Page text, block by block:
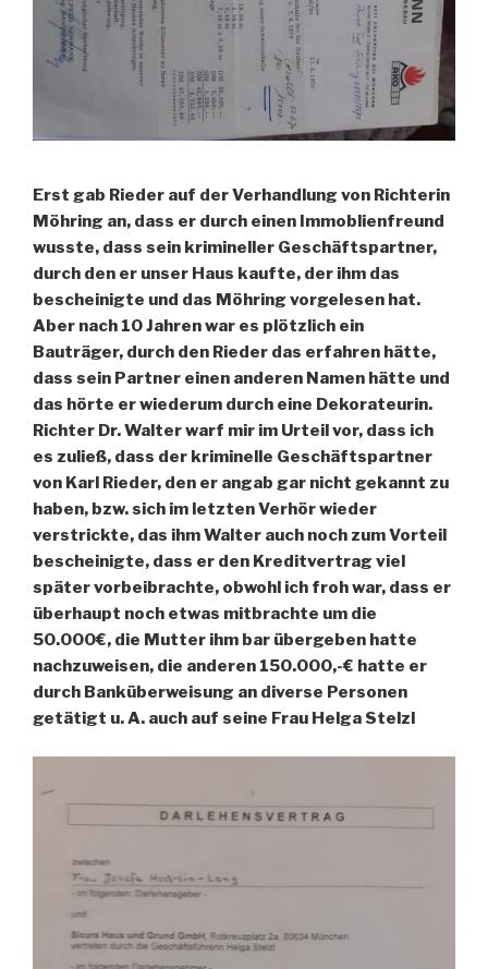
Erst gab Rieder auf der Verhandlung von Richterin
Möhring an, dass er durch einen Immoblienfreund
wusste, dass sein krimineller Geschäftspartner,
durch den er unser Haus kaufte, der ihm das
bescheinigte und das Möhring vorgelesen hat.
Aber nach 10 Jahren war es plötzlich ein
Bauträger, durch den Rieder das erfahren hätte,
dass sein Partner einen anderen Namen hätte und
das hörte er wiederum durch eine Dekorateurin.
Richter Dr. Walter warf mir im Urteil vor, dass ich
es zuließ, dass der kriminelle Geschäftspartner
von Karl Rieder, den er angab gar nicht gekannt zu
haben, bzw. sich im letzten Verhör wieder
verstrickte, das ihm Walter auch noch zum Vorteil
bescheinigte, dass er den Kreditvertrag viel
später vorbeibrachte, obwohl ich froh war, dass er
überhaupt noch etwas mitbrachte um die
50.000€, die Mutter ihm bar übergeben hatte
nachzuweisen, die anderen 150.000,-€ hatte er
durch Banküberweisung an diverse Personen
getätigt u. A. auch auf seine Frau Helga Stelzl